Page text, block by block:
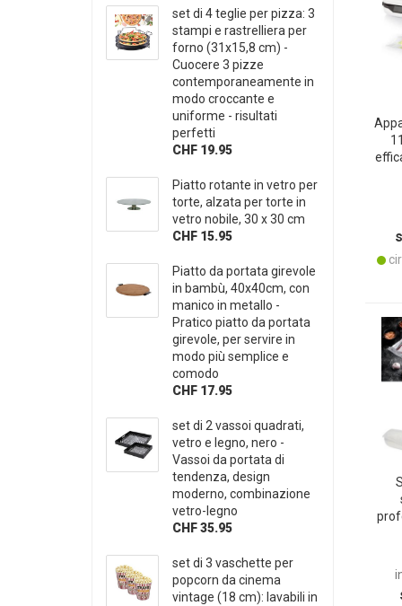
set di 4 teglie per pizza: 3
stampi e rastrelliera per
forno (31x15,8 cm) -
Cuocere 3 pizze
contemporaneamente in
modo croccante e
uniforme - risultati
perfetti
CHF 19.95
Piatto rotante in vetro per
torte, alzata per torte in
vetro nobile, 30 x 30 cm
CHF 15.95
Piatto da portata girevole
in bambù, 40x40cm, con
manico in metallo -
Pratico piatto da portata
girevole, per servire in
modo più semplice e
comodo
CHF 17.95
set di 2 vassoi quadrati,
vetro e legno, nero -
Vassoi da portata di
tendenza, design
moderno, combinazione
vetro-legno
CHF 35.95
set di 3 vaschette per
popcorn da cinema
vintage (18 cm): lavabili in